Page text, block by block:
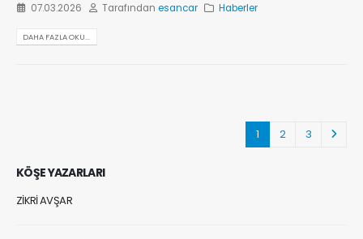
07.03.2026 Tarafındanesancar Haberler
DAHA FAZLA OKU...
1 2 3
KÖŞE YAZARLARI
ZİKRİ AVŞAR